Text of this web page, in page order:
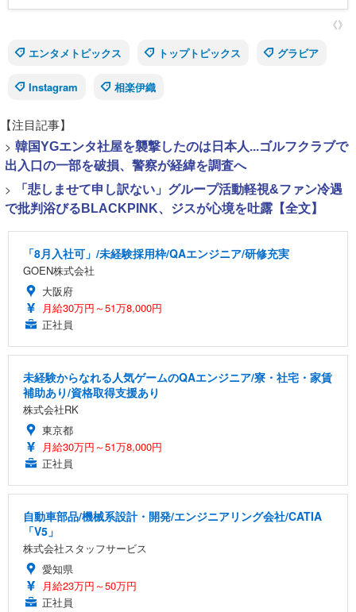
《》
エンタメトピックス
トップトピックス グラビア
Instagram 相楽伊織
【注目記事】
> 韓国YGエンタ社屋を襲撃したのは日本人...ゴルフクラブで
出入口の一部を破損、警察が経緯を調査へ
>
「悲しませて申し訳ない」グループ活動軽視&ファン冷遇
で批判浴びるBLACKPINK、ジスが心境を吐露【全文】
「8月入社可」/未経験採用枠/QAエンジニア/研修充実
GOEN株式会社
大阪府
月給30万円～51万8,000円
正社員
未経験からなれる人気ゲームのQAエンジニア/寮・社宅・家賃
補助あり/資格取得支援あり
株式会社RK
東京都
月給30万円～51万8,000円
正社員
自動車部品/機械系設計・開発/エンジニアリング会社/CATIA
「V5」
株式会社スタッフサービス
愛知県
月給23万円～50万円
正社員